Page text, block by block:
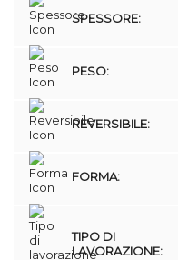
SPESSORE:
PESO:
REVERSIBILE:
FORMA:
TIPO DI
LAVORAZIONE: